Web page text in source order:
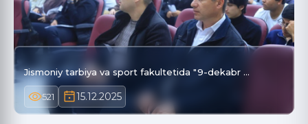
Jismoniy tarbiya va sport fakultetida "9-dekabr …
521 15.12.2025